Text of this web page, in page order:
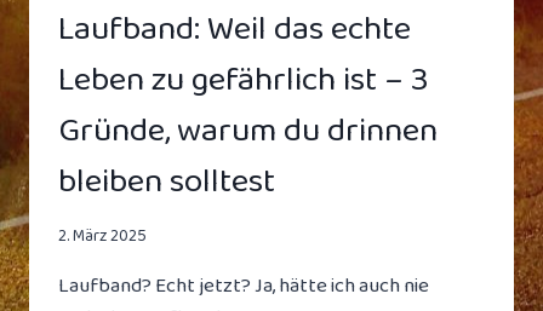
Laufband: Weil das echte
Leben zu gefährlich ist – 3
Gründe, warum du drinnen
bleiben solltest
2. März 2025
Laufband? Echt jetzt? Ja, hätte ich auch nie